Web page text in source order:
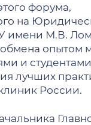
форума,
на
имени М.В.
опытом
и студентами
лучших
России.